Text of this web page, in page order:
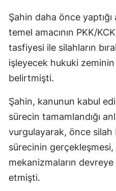
Şahin daha önce
temel amacının PKK/
tasfiyesi ile silahların
işleyecek hukuki
belirtmişti.
Şahin, kanunun kabul
sürecin tamamlandığı
vurgulayarak, önce silah
sürecinin gerçekleşmesi,
mekanizmaların
etmişti.